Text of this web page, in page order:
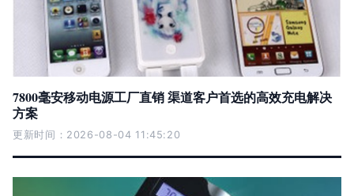
7800毫安移动电源工厂直销 渠道客户首选的高效充电解决
方案
更新时间：2026-08-04 11:45:20